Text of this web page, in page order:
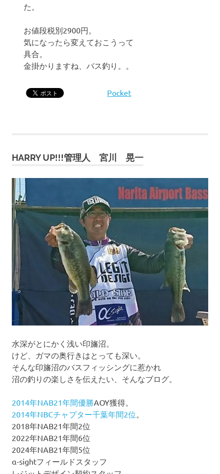
た。
お値段税別2900円。
気になったら変えておこうって
具合。
金掛かりますね、バス釣り。。
Pocket
HARRY UP!!!管理人 宮川 晃一
水深がとにかく浅い印旛沼。
けど、ガマの奥行きはとっても深い。
そんな印旛沼のバスフィッシングに惹かれ
沼の釣りの楽しさを伝えたい、そんなブログ。
2014年NAB21年間優勝AOY獲得。
2014年NBCチャプター千葉年間2位。
2018年NAB21年間2位
2022年NAB21年間6位
2024年NAB21年間5位
α-sightフィールドスタッフ